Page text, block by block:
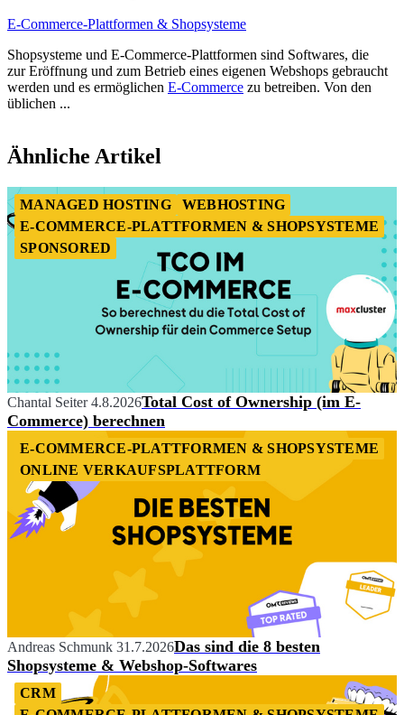
E-Commerce-Plattformen & Shopsysteme
Shopsysteme und E-Commerce-Plattformen sind Softwares, die
zur Eröffnung und zum Betrieb eines eigenen Webshops gebraucht
werden und es ermöglichen E-Commerce zu betreiben. Von den
üblichen ...
1
of
Ähnliche Artikel
MANAGED HOSTING
WEBHOSTING
E-COMMERCE-PLATTFORMEN & SHOPSYSTEME
SPONSORED
Chantal Seiter 4.8.2026Total Cost of Ownership (im E-
Commerce) berechnen
E-COMMERCE-PLATTFORMEN & SHOPSYSTEME
ONLINE VERKAUFSPLATTFORM
Andreas Schmunk 31.7.2026Das sind die 8 besten
Shopsysteme & Webshop-Softwares
CRM